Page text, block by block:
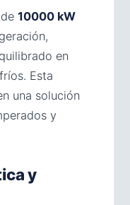
10000 kW
en
Esta
una solución
y
y